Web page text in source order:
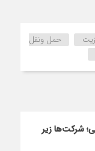
حمل ونقل
شرکت‌ها زیر